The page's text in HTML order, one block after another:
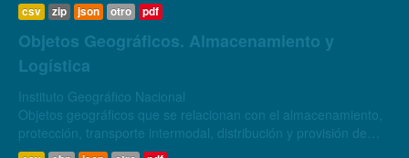
y principales...
csv zip json otro pdf
Objetos Geográficos. Almacenamiento y
Logística
Instituto Geográfico Nacional
Objetos geográficos que se relacionan con el almacenamiento,
protección, transporte intermodal, distribución y provisión de
cualquier tipo de bien. Se compone de los elementos Tanque de